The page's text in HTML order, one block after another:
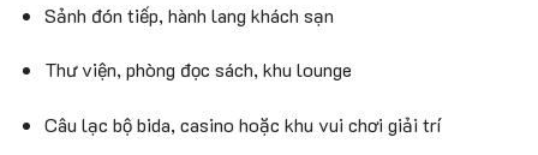
Sảnh đón tiếp, hành lang khách sạn
Thư viện, phòng đọc sách, khu lounge
Câu lạc bộ bida, casino hoặc khu vui chơi giải trí